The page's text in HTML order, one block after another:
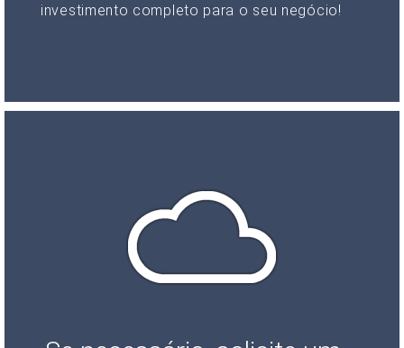
investimento completo para o seu negócio!